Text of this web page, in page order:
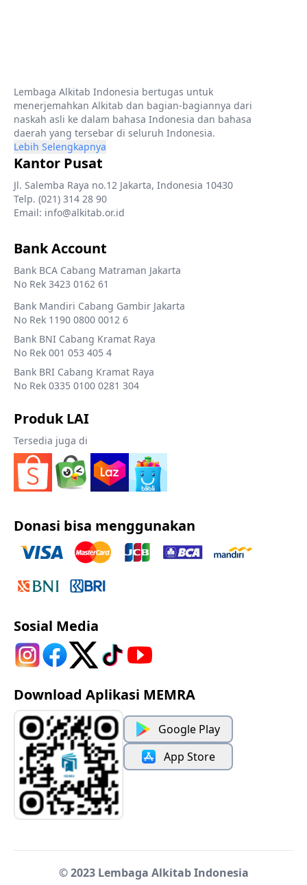
Lembaga Alkitab Indonesia bertugas untuk
menerjemahkan Alkitab dan bagian-bagiannya dari
naskah asli ke dalam bahasa Indonesia dan bahasa
daerah yang tersebar di seluruh Indonesia.
Lebih Selengkapnya
Kantor Pusat
Jl. Salemba Raya no.12 Jakarta, Indonesia 10430
Telp. (021) 314 28 90
Email: info@alkitab.or.id
Bank Account
Bank BCA Cabang Matraman Jakarta
No Rek 3423 0162 61
Bank Mandiri Cabang Gambir Jakarta
No Rek 1190 0800 0012 6
Bank BNI Cabang Kramat Raya
No Rek 001 053 405 4
Bank BRI Cabang Kramat Raya
No Rek 0335 0100 0281 304
Produk LAI
Tersedia juga di
Donasi bisa menggunakan
Sosial Media
Download Aplikasi MEMRA
Google Play
App Store
© 2023 Lembaga Alkitab Indonesia